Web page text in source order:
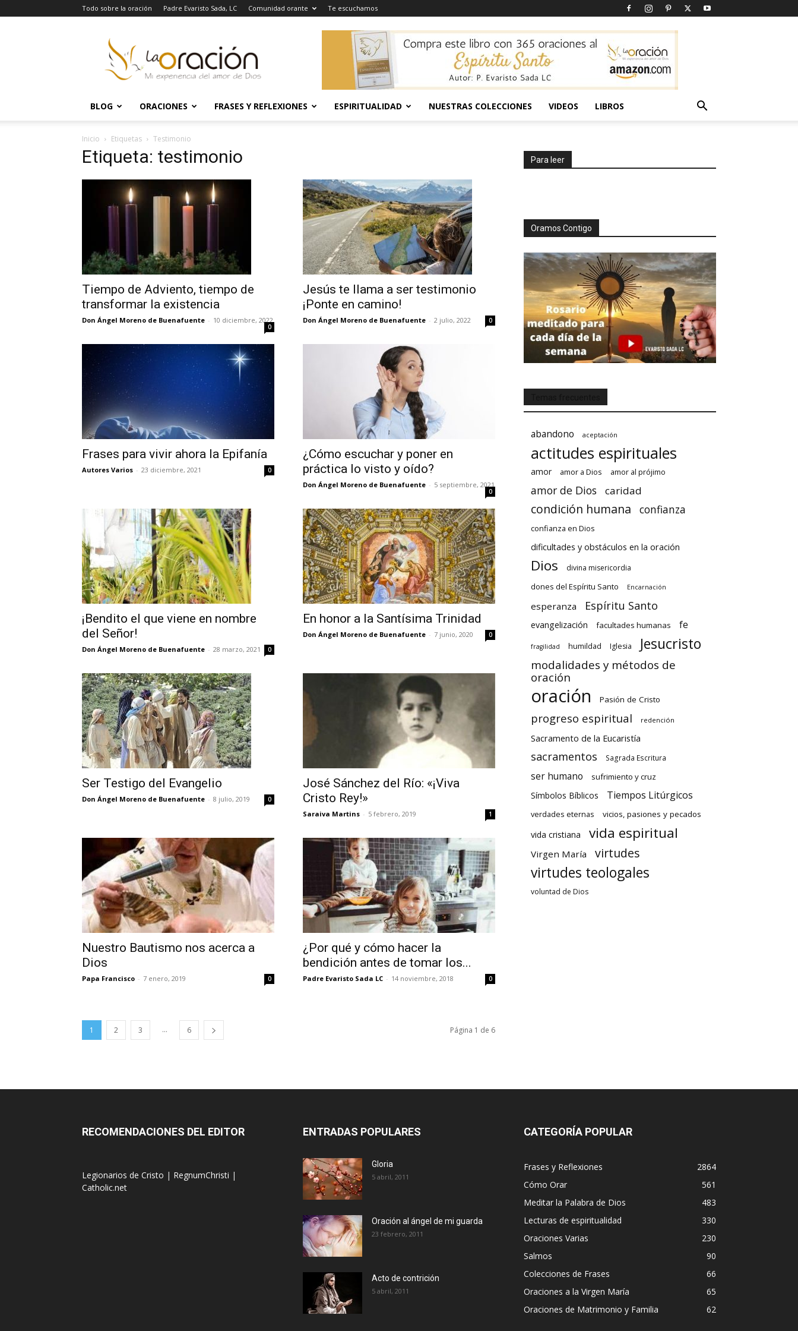
Todo sobre la oración Padre Evaristo Sada, LC Comunidad orante Te escuchamos
Oración
BLOG ORACIONES FRASES Y REFLEXIONES ESPIRITUALIDAD NUESTRAS COLECCIONES VIDEOS LIBROS
Inicio Etiquetas Testimonio
Etiqueta: testimonio
Tiempo de Adviento, tiempo de
transformar la existencia
Don Ángel Moreno de Buenafuente - 10 diciembre, 2022
0
Jesús te llama a ser testimonio
¡Ponte en camino!
Don Ángel Moreno de Buenafuente - 2 julio, 2022 0
Frases para vivir ahora la Epifanía
Autores Varios - 23 diciembre, 2021 0
¿Cómo escuchar y poner en
práctica lo visto y oído?
Don Ángel Moreno de Buenafuente - 5 septiembre, 2021
0
¡Bendito el que viene en nombre
del Señor!
Don Ángel Moreno de Buenafuente - 28 marzo, 2021 0
En honor a la Santísima Trinidad
Don Ángel Moreno de Buenafuente - 7 junio, 2020 0
Ser Testigo del Evangelio
Don Ángel Moreno de Buenafuente - 8 julio, 2019 0
José Sánchez del Río: «¡Viva
Cristo Rey!»
Saraiva Martins - 5 febrero, 2019 1
Nuestro Bautismo nos acerca a
Dios
Papa Francisco - 7 enero, 2019 0
¿Por qué y cómo hacer la
bendición antes de tomar los...
Padre Evaristo Sada LC - 14 noviembre, 2018 0
1 2 3 ... 6 Página 1 de 6
Para leer
Oramos Contigo
abandono aceptación
actitudes espirituales
amor amor a Dios amor al prójimo
amor de Dios caridad
condición humana confianza
confianza en Dios
dificultades y obstáculos en la oración
Dios divina misericordia
dones del Espíritu Santo Encarnación
esperanza Espíritu Santo
evangelización facultades humanas fe
fragilidad humildad Iglesia Jesucristo
modalidades y métodos de
oración
oración Pasión de Cristo
progreso espiritual redención
Sacramento de la Eucaristía
sacramentos Sagrada Escritura
ser humano sufrimiento y cruz
Símbolos Bíblicos Tiempos Litúrgicos
verdades eternas vicios, pasiones y pecados
vida cristiana vida espiritual
Virgen María virtudes
virtudes teologales
voluntad de Dios
RECOMENDACIONES DEL EDITOR
Legionarios de Cristo | RegnumChristi |
Catholic.net
ENTRADAS POPULARES
Gloria
5 abril, 2011
Oración al ángel de mi guarda
23 febrero, 2011
Acto de contrición
5 abril, 2011
CATEGORÍA POPULAR
Frases y Reflexiones
2864
Cómo Orar
561
Meditar la Palabra de Dios
483
Lecturas de espiritualidad
330
Oraciones Varias
230
Salmos
90
Colecciones de Frases
66
Oraciones a la Virgen María
65
Oraciones de Matrimonio y Familia
62